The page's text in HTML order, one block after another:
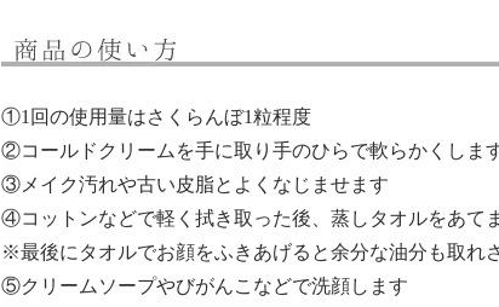
①1回の使用量はさくらんぼ1粒程度
②コールドクリームを手に取り手のひらで軟らかくしま
③メイク汚れや古い皮脂とよくなじませます
④コットンなどで軽く拭き取った後、 蒸しタオルをあて
※最後にタオルでお顔をふきあげると余分な油分も取れ
⑤クリームソープやびがんこ などで洗顔します